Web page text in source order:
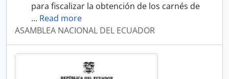
para fiscalizar la obtención de los carnés de
… Read more
ASAMBLEA NACIONAL DEL ECUADOR